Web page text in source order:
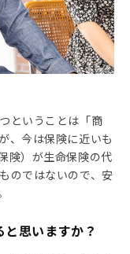
ということは「商
、今は保険に近いも
険）が生命保険の代
のではないので、安
思いますか？